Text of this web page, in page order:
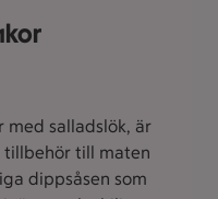
8 kommentarer
med salladslök, är
tillbehör till maten
dippsåsen som